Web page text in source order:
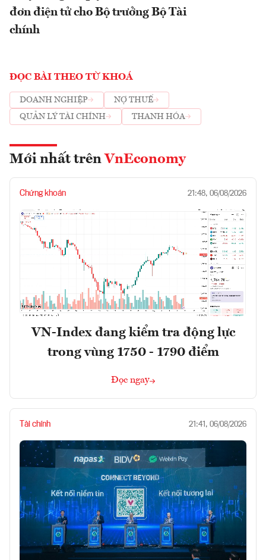
đơn điện tử cho Bộ trưởng Bộ Tài
chính
ĐỌC BÀI THEO TỪ KHOÁ
DOANH NGHIỆP
NỢ THUẾ
QUẢN LÝ TÀI CHÍNH
THANH HÓA
Mới nhất trên VnEconomy
Chứng khoán 21:48, 06/08/2026
VN-Index đang kiểm tra động lực
trong vùng 1750 - 1790 điểm
Đọc ngay
Tài chính 21:41, 06/08/2026